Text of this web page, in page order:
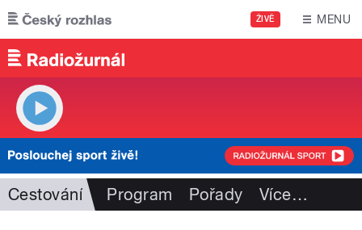
Přejít k hlavnímu obsahu
ŽIVĚ MENU
Cestování Program Pořady Více…